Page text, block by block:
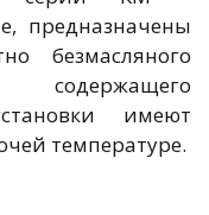
предназначены
безмасляного
имеют
температуре.